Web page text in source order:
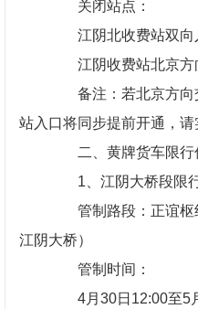
关闭站点：
江阴北收费站双向
江阴收费站北京方
备注：若北京方向
站入口将同步提前开通，请
二、黄牌货车限行
1、江阴大桥段限
管制路段：正谊枢
江阴大桥）
管制时间：
4月30日12:00至5